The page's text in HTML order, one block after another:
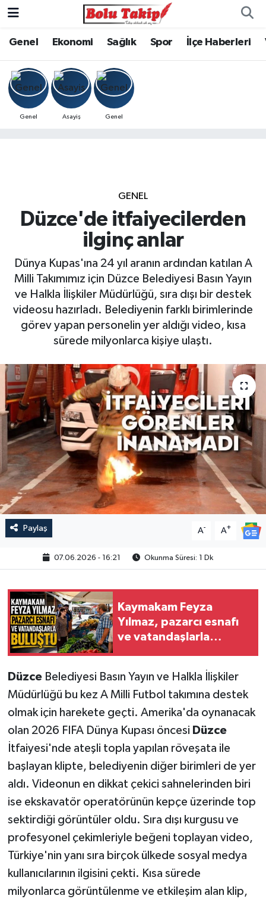
Genel Ekonomi Sağlık Spor İlçe Haberleri
Genel Asayiş Genel
GENEL
Düzce'de itfaiyecilerden
ilginç anlar
Dünya Kupas'ına 24 yıl aranın ardından katılan A
Milli Takımımız için Düzce Belediyesi Basın Yayın
ve Halkla İlişkiler Müdürlüğü, sıra dışı bir destek
videosu hazırladı. Belediyenin farklı birimlerinde
görev yapan personelin yer aldığı video, kısa
sürede milyonlarca kişiye ulaştı.
Paylaş A- A+
07.06.2026 - 16:21 Okunma Süresi: 1 Dk
Kaymakam Feyza
Yılmaz, pazarcı esnafı
ve vatandaşlarla
DüzceBelediyesi Basın Yayın ve Halkla İlişkiler
Müdürlüğü bu kez A Milli Futbol takımına destek
olmak için harekete geçti. Amerika'da oynanacak
olan 2026 FIFA Dünya Kupası öncesi Düzce
İtfaiyesi'nde ateşli topla yapılan röveşata ile
başlayan klipte, belediyenin diğer birimleri de yer
aldı. Videonun en dikkat çekici sahnelerinden biri
ise ekskavatör operatörünün kepçe üzerinde top
sektirdiği görüntüler oldu. Sıra dışı kurgusu ve
profesyonel çekimleriyle beğeni toplayan video,
Türkiye'nin yanı sıra birçok ülkede sosyal medya
kullanıcılarının ilgisini çekti. Kısa sürede
milyonlarca görüntülenme ve etkileşim alan klip,